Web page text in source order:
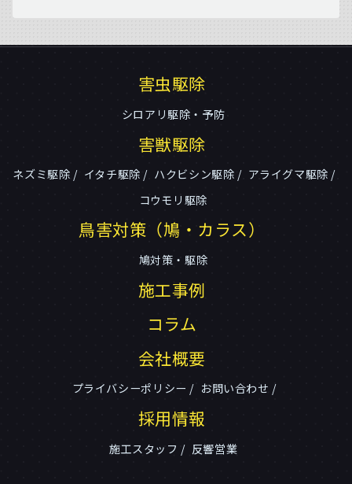
害虫駆除
シロアリ駆除・予防
害獣駆除
ネズミ駆除 イタチ駆除 ハクビシン駆除
アライグマ駆除
コウモリ駆除
鳥害対策（鳩・カラス）
鳩対策・駆除
施工事例
コラム
会社概要
プライバシーポリシー お問い合わせ
採用情報
施工スタッフ 反響営業